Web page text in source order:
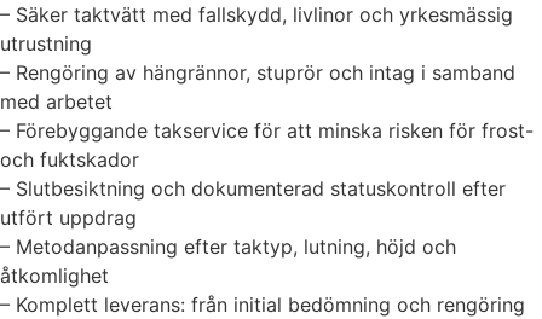
– Säker taktvätt med fallskydd, livlinor och yrkesmässig
utrustning
– Rengöring av hängrännor, stuprör och intag i samband
med arbetet
– Förebyggande takservice för att minska risken för frost-
och fuktskador
– Slutbesiktning och dokumenterad statuskontroll efter
utfört uppdrag
– Metodanpassning efter taktyp, lutning, höjd och
åtkomlighet
– Komplett leverans: från initial bedömning och rengöring